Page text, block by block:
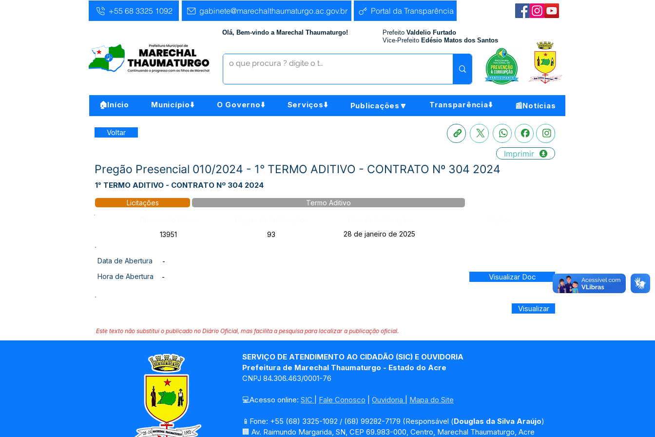
+55 68 3325 1092 gabinete@marechalthaumaturgo.ac.gov.br Portal da Transparência
Olá, Bem-vindo a Marechal Thaumaturgo! Prefeito Valdelio Furtado
Vice-Prefeito Edésio Matos dos Santos
🏠Início Município⬇️ O Governo⬇️ Serviços⬇️ Publicações🔽 Transparência⬇️ 📰Notícias
Voltar
Imprimir
Pregão Presencial 010/2024 - 1° TERMO ADITIVO - CONTRATO Nº 304 2024
1° TERMO ADITIVO - CONTRATO Nº 304 2024
Licitações Termo Aditivo
13951
93 28 de janeiro de 2025
Data de Abertura
-
Hora de Abertura
- Visualizar Doc
Visualizar
Este texto não substitui o publicado no Diário Oficial, mas facilita a pesquisa para localizar a publicação oficial.
SERVIÇO DE ATENDIMENTO AO CIDADÃO (SIC) E OUVIDORIA
Prefeitura de Marechal Thaumaturgo - Estado do Acre
CNPJ 84.306.463/0001-76
💻Acesso online: SIC Fale Conosco Ouvidoria Mapa do Site
📱Fone: +55 (68) 3325-1092 / (68) 99282-7179 (Responsável (Douglas da Silva Araújo)
🏢 Av. Raimundo Margarida, SN, CEP 69.983-000, Centro, Marechal Thaumaturgo, Acre